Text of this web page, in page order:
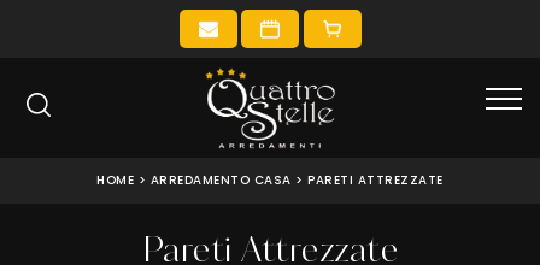
HOME > ARREDAMENTO CASA >PARETI ATTREZZATE
Pareti Attrezzate